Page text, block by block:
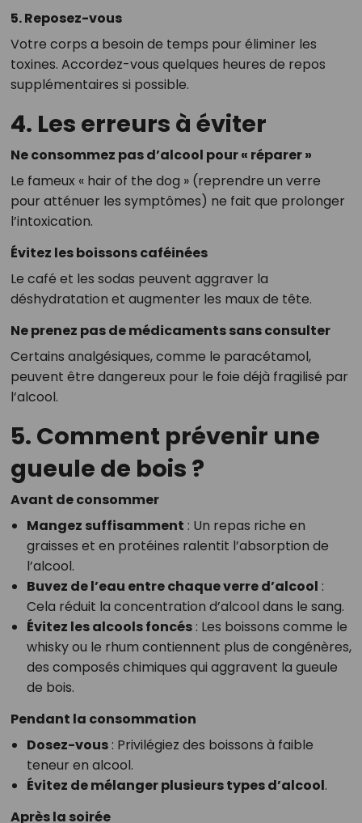
5. Reposez-vous
Votre corps a besoin de temps pour éliminer les
toxines. Accordez-vous quelques heures de repos
supplémentaires si possible.
4. Les erreurs à éviter
Ne consommez pas d’alcool pour « réparer »
Le fameux « hair of the dog » (reprendre un verre
pour atténuer les symptômes) ne fait que prolonger
l’intoxication.
Évitez les boissons caféinées
Le café et les sodas peuvent aggraver la
déshydratation et augmenter les maux de tête.
Ne prenez pas de médicaments sans consulter
Certains analgésiques, comme le paracétamol,
peuvent être dangereux pour le foie déjà fragilisé par
l’alcool.
5. Comment prévenir une
gueule de bois ?
Avant de consommer
Mangez suffisamment : Un repas riche en
graisses et en protéines ralentit l’absorption de
l’alcool.
Buvez de l’eau entre chaque verre d’alcool :
Cela réduit la concentration d’alcool dans le sang.
Évitez les alcools foncés: Les boissons comme le
whisky ou le rhum contiennent plus de congénères,
des composés chimiques qui aggravent la gueule
de bois.
Pendant la consommation
Dosez-vous: Privilégiez des boissons à faible
teneur en alcool.
Évitez de mélanger plusieurs types d’alcool.
Après la soirée